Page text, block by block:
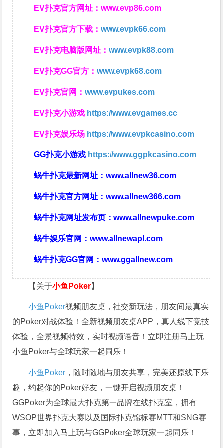
EV扑克官方网址：www.evp86.com
EV扑克官方下载：www.evpk66.com
EV扑克电脑版网址：www.evpk88.com
EV扑克GG官方：www.evpk68.com
EV扑克官网：www.evpukes.com
EV扑克小游戏 https://www.evgames.cc
EV扑克娱乐场 https://www.evpkcasino.com
GG扑克小游戏 https://www.ggpkcasino.com
蜗牛扑克最新网址：www.allnew36.com
蜗牛扑克官方网址：www.allnew366.com
蜗牛扑克网址发布页：www.allnewpuke.com
蜗牛娱乐官网：www.allnewapl.com
蜗牛扑克GG官网：www.ggallnew.com
【关于小鱼Poker】
小鱼Poker视频朋友桌，社交新玩法，朋友间最真实
的Poker对战体验！全新视频朋友桌APP，真人线下竞技
体验，全景视频特效，实时视频语音！立即注册马上玩
小鱼Poker与全球玩家一起同乐！
小鱼Poker ，随时随地与朋友共享，完美还原线下乐
趣，约起你的Poker好友，一键开启视频朋友桌！
GGPoker为全球最大扑克第一品牌在线扑克室，拥有
WSOP世界扑克大赛以及国际扑克锦标赛MTT和SNG赛
事，立即加入马上玩与GGPoker全球玩家一起同乐！